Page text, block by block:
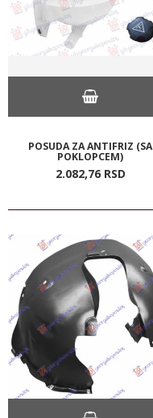
POSUDA ZA ANTIFRIZ (SA
POKLOPCEM)
2.082,76 RSD